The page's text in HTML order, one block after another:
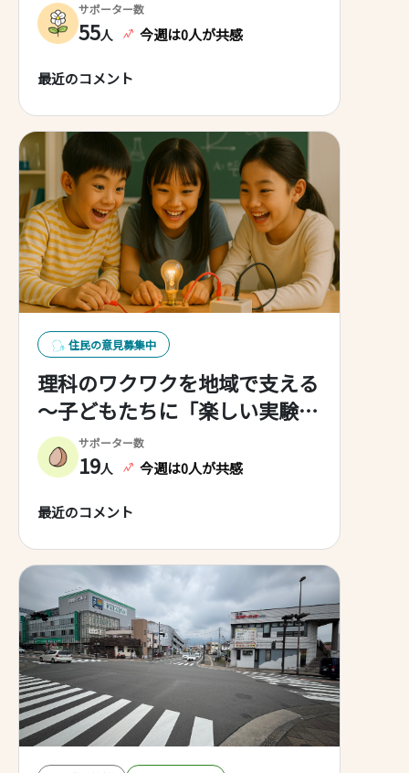
サポーター数
55人 今週は0人が共感
最近のコメント
住民の意見募集中
理科のワクワクを地域で支える
～子どもたちに「楽しい実験」
をもっと！
サポーター数
19人 今週は0人が共感
最近のコメント